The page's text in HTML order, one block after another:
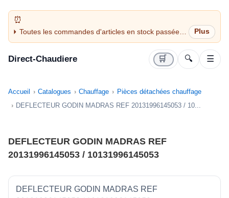
Toutes les commandes d'articles en stock passées
avant 14H sont expédiées le jour même (jours
Direct-Chaudiere 🛒 🔍 ☰
Accueil Catalogues Chauffage
Pièces détachées chauffage
DEFLECTEUR GODIN MADRAS REF 20131996145053 / 10...
DEFLECTEUR GODIN MADRAS REF
20131996145053 / 10131996145053
DEFLECTEUR GODIN MADRAS REF